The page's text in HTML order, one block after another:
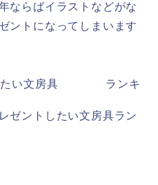
ならばイラストなどがな
ントになってしまいます
したい文房具 ランキ
ゼントしたい文房具ラン